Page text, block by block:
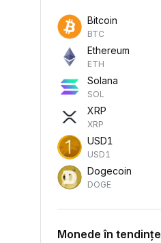
Bitcoin
BTC
Ethereum
ETH
Solana
SOL
XRP
XRP
USD1
USD1
Dogecoin
DOGE
Monede în tendințe